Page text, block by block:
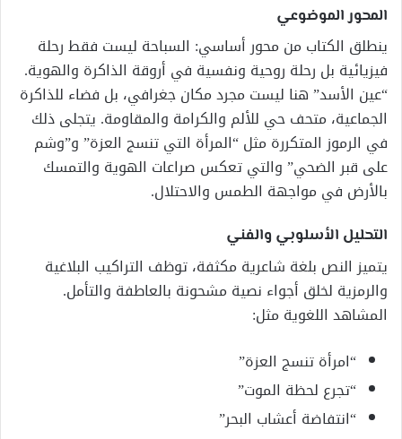
المحور الموضوعي
ينطلق الكتاب من محور أساسي: السباحة ليست فقط رحلة
فيزيائية بل رحلة روحية ونفسية في أروقة الذاكرة والهوية.
“عين الأسد” هنا ليست مجرد مكان جغرافي، بل فضاء للذاكرة
الجماعية، متحف حي للألم والكرامة والمقاومة. يتجلى ذلك
في الرموز المتكررة مثل “المرأة التي تنسج العزة” و”وشم
على قبر الضحي” والتي تعكس صراعات الهوية والتمسك
بالأرض في مواجهة الطمس والاحتلال.
التحليل الأسلوبي والفني
يتميز النص بلغة شاعرية مكثفة، توظف التراكيب البلاغية
والرمزية لخلق أجواء نصية مشحونة بالعاطفة والتأمل.
المشاهد اللغوية مثل:
“امرأة تنسج العزة”
“تجرع لحظة الموت”
“انتفاضة أعشاب البحر”